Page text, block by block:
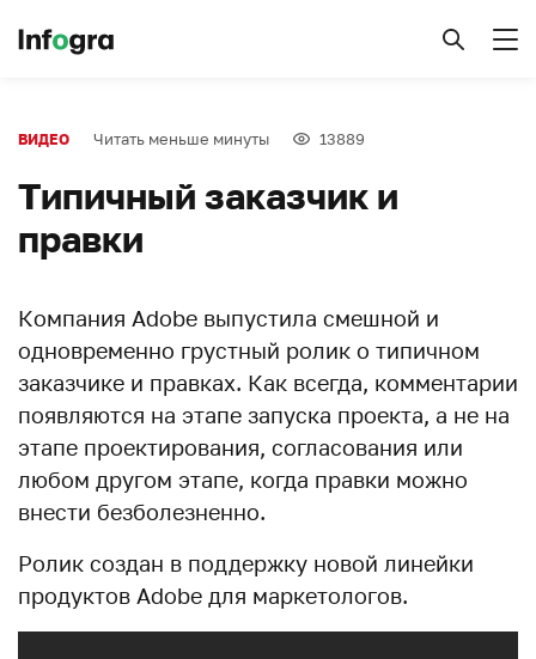
ВИДЕО Читать меньше минуты 13889
Типичный заказчик и
правки
Компания Adobe выпустила смешной и
одновременно грустный ролик о типичном
заказчике и правках. Как всегда, комментарии
появляются на этапе запуска проекта, а не на
этапе проектирования, согласования или
любом другом этапе, когда правки можно
внести безболезненно.
Ролик создан в поддержку новой линейки
продуктов Adobe для маркетологов.